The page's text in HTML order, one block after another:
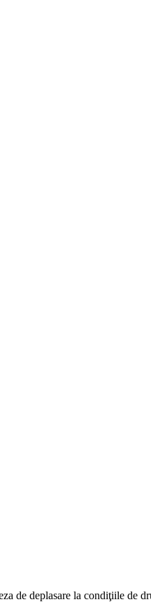
de deplasare la condiţiile de